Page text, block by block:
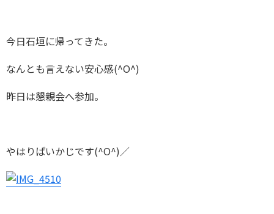
今日石垣に帰ってきた。
なんとも言えない安心感(^O^)
昨日は懇親会へ参加。
やはりぱいかじです(^O^)／